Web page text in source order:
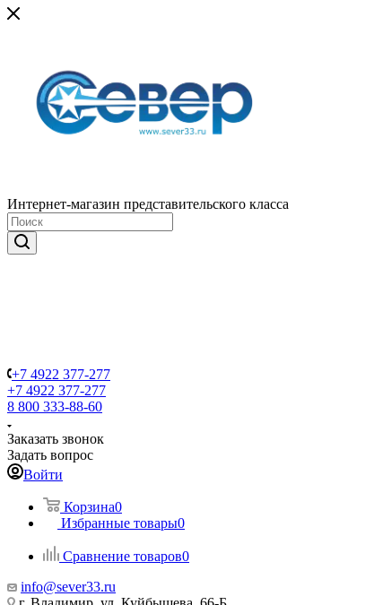
Интернет-магазин представительского класса
+7 4922 377-277
+7 4922 377-277
8 800 333-88-60
Заказать звонок
Задать вопрос
Войти
Корзина0
Избранные товары0
Сравнение товаров0
info@sever33.ru